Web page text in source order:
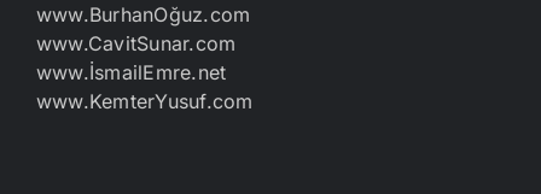
www.BurhanOğuz.com
www.CavitSunar.com
www.İsmailEmre.net
www.KemterYusuf.com